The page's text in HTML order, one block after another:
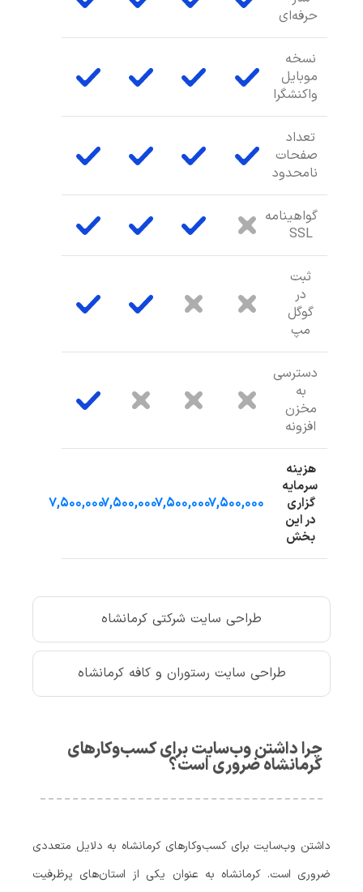
طراحی سایت شرکتی کرمانشاه
طراحی سایت رستوران و کافه کرمانشاه
حرفه‌ای
نسخه
موبایل
واکنشگرا
تعداد
صفحات
نامحدود
گواهینامه
SSL
ثبت
در
گوگل
مپ
دسترسی
به
مخزن
افزونه
هزینه
سرمایه
گزاری
در این
بخش
۷,۵۰۰,۰۰۰۷,۵۰۰,۰۰۰۷,۵۰۰,۰۰۰۷,۵۰۰,۰۰۰
چرا داشتن وب‌سایت برای کسب‌وکارهای
کرمانشاه ضروری است؟
داشتن وب‌سایت برای کسب‌وکارهای کرمانشاه به دلایل متعددی
ضروری است. کرمانشاه به عنوان یکی از استان‌های پرظرفیت